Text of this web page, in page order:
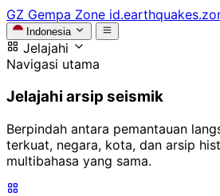
GZ Gempa Zone
Indonesia
Jelajahi
Navigasi utama
Jelajahi arsip seismik
Berpindah antara pemantauan
terkuat, negara, kota, dan arsip
multibahasa yang sama.